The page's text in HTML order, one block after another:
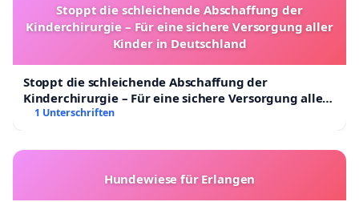
Stoppt die schleichende Abschaffung der
Kinderchirurgie – Für eine sichere Versorgung aller
Kinder in Deutschland
Stoppt die schleichende Abschaffung der
Kinderchirurgie – Für eine sichere Versorgung aller
Kinder in Deutschland
1 Unterschriften
Hundewiese für Erlangen